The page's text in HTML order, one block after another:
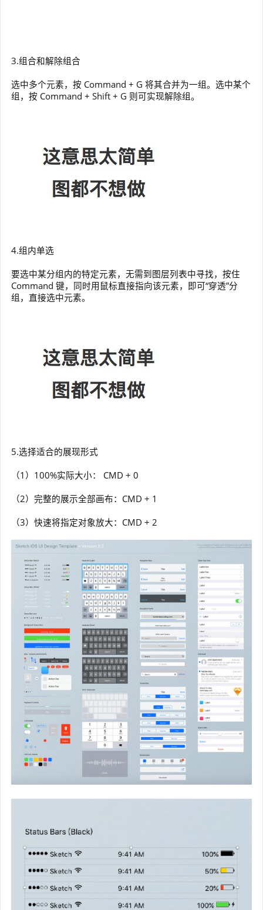
3.组合和解除组合
选中多个元素，按 Command + G 将其合并为一组。选中某个
组，按 Command + Shift + G 则可实现解除组。
4.组内单选
要选中某分组内的特定元素，无需到图层列表中寻找，按住
Command 键，同时用鼠标直接指向该元素，即可“穿透”分
组，直接选中元素。
5.选择适合的展现形式
（1）100%实际大小： CMD + 0
（2）完整的展示全部画布：CMD + 1
（3）快速将指定对象放大：CMD + 2